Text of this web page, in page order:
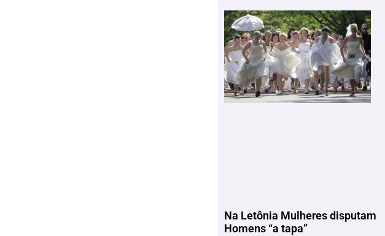
Na Letônia Mulheres disputam
Homens “a tapa”